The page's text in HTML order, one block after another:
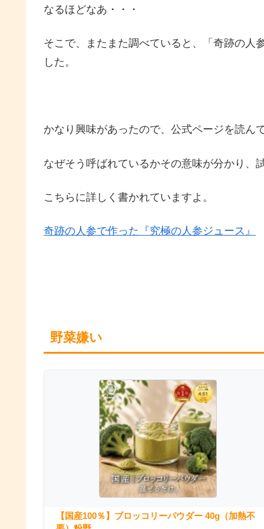
なるほどなあ・・・
そこで、またまた調べていると、「奇跡の人
した。
かなり興味があったので、公式ページを読ん
なぜそう呼ばれているかその意味が分かり、
こちらに詳しく書かれていますよ。
奇跡の人参で作った『究極の人参ジュース』
野菜嫌い
【国産100％】ブロッコリーパウダー 40g（加熱不